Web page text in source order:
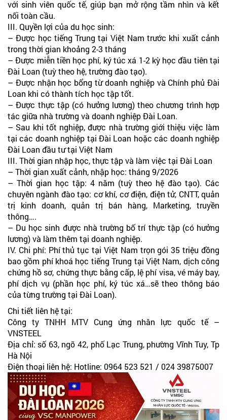
với sinh viên quốc tế, giúp bạn mở rộng tầm nhìn và kết
nối toàn cầu.
III. Quyền lợi của du học sinh:
– Được học tiếng Trung tại Việt Nam trước khi xuất cảnh
trong thời gian khoảng 2-3 tháng
– Được miễn tiền học phí, ký túc xá 1-2 kỳ học đầu tiên tại
Đài Loan (tuỳ theo hệ, trường đào tạo).
– Được nhận học bổng từ doanh nghiệp và Chính phủ Đài
Loan khi có thành tích học tập tốt.
– Được thực tập (có hưởng lương) theo chương trình hợp
tác giữa nhà trường và doanh nghiệp Đài Loan.
– Sau khi tốt nghiệp, được nhà trường giới thiệu việc làm
tại các doanh nghiệp tại Đài Loan hoặc các doanh nghiệp
Đài Loan đầu tư tại Việt Nam
III. Thời gian nhập học, thực tập và làm việc tại Đài Loan
– Thời gian xuất cảnh, nhập học: tháng 9/2026
– Thời gian học tập: 4 năm (tuỳ theo hệ đào tạo). Các
chuyên ngành đào tạo: cơ khí, cơ điện, điện tử, CNTT, quản
trị kinh doanh, quản trị bán hàng, Marketing, truyền
thông….
– Du học sinh được nhà trường bố trí thực tập (có hưởng
lương) và làm thêm tại doanh nghiệp.
IV. Chi phí: Phí thủ tục tại Việt Nam trọn gói 35 triệu đồng
bao gồm phí khoá học tiếng Trung tại Việt Nam, dịch công
chứng hồ sơ, chứng thực bằng cấp, lệ phí visa, vé máy bay,
phí dịch vụ (phần học phí, ký túc xá…sẽ theo thông báo
của từng trường tại Đài Loan).
Chi tiết liên hệ tại:
Công ty TNHH MTV Cung ứng nhân lực quốc tế –
VNSTEEL
Địa chỉ: số 63, ngõ 42, phố Lạc Trung, phường Vĩnh Tuy, Tp
Hà Nội
Điện thoại liên hệ: Hotline: 0964 523 521 / 024 39875007